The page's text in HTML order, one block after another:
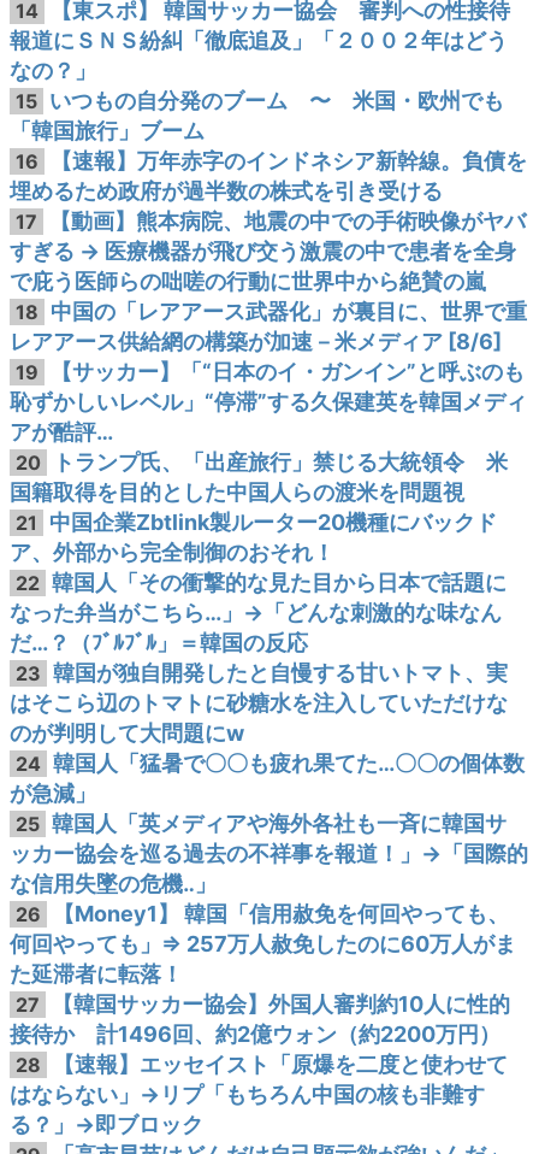
14
【東スポ】 韓国サッカー協会 審判への性接待
報道にＳＮＳ紛糾「徹底追及」「２００２年はどう
なの？」
15 いつもの自分発のブーム 〜 米国・欧州でも
「韓国旅行」ブーム
16
【速報】万年赤字のインドネシア新幹線。負債を
埋めるため政府が過半数の株式を引き受ける
17
【動画】熊本病院、地震の中での手術映像がヤバ
すぎる → 医療機器が飛び交う激震の中で患者を全身
で庇う医師らの咄嗟の行動に世界中から絶賛の嵐
18 中国の「レアアース武器化」が裏目に、世界で重
レアアース供給網の構築が加速－米メディア [8/6]
19
【サッカー】「“日本のイ・ガンイン”と呼ぶのも
恥ずかしいレベル」“停滞”する久保建英を韓国メディ
アが酷評…
20
トランプ氏、「出産旅行」禁じる大統領令 米
国籍取得を目的とした中国人らの渡米を問題視
21
中国企業Zbtlink製ルーター20機種にバックド
ア、外部から完全制御のおそれ！
22 韓国人「その衝撃的な見た目から日本で話題に
なった弁当がこちら…」→「どんな刺激的な味なん
だ…？（ﾌﾞﾙﾌﾞﾙ」＝韓国の反応
23 韓国が独自開発したと自慢する甘いトマト、実
はそこら辺のトマトに砂糖水を注入していただけな
のが判明して大問題にw
24 韓国人「猛暑で〇〇も疲れ果てた…〇〇の個体数
が急減」
25 韓国人「英メディアや海外各社も一斉に韓国サ
ッカー協会を巡る過去の不祥事を報道！」→「国際的
な信用失墜の危機‥」
26
【Money1】 韓国「信用赦免を何回やっても、
何回やっても」⇒ 257万人赦免したのに60万人がま
た延滞者に転落！
27
【韓国サッカー協会】外国人審判約10人に性的
接待か 計1496回、約2億ウォン（約2200万円）
28
【速報】エッセイスト「原爆を二度と使わせて
はならない」→リプ「もちろん中国の核も非難す
る？」→即ブロック